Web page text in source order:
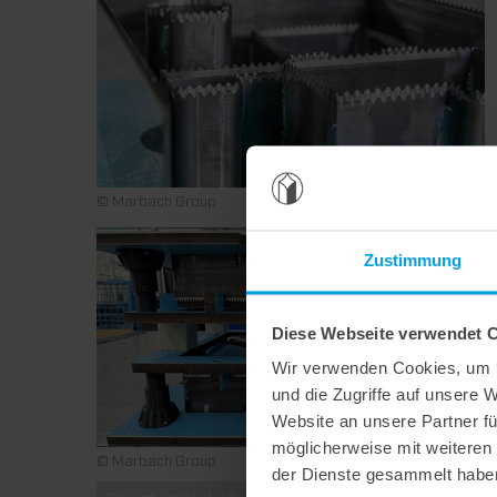
Zustimmung
Diese Webseite verwendet
Wir verwenden Cookies,
und die Zugriffe auf unsere
Website an unsere Partner
möglicherweise mit
der Dienste gesammelt
© Marbach Group
© Marbach Group